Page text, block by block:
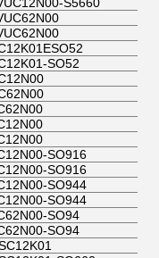
SO52
SO916
SO916
SO944
SO944
SO94
SO94